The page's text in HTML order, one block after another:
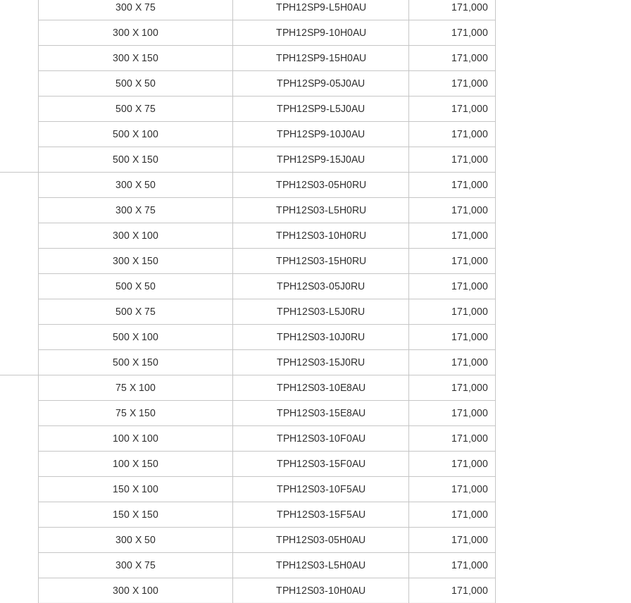
300 X 75 TPH12SP9-L5H0AU 171,000
300 X 100 TPH12SP9-10H0AU 171,000
300 X 150 TPH12SP9-15H0AU 171,000
500 X 50 TPH12SP9-05J0AU 171,000
500 X 75 TPH12SP9-L5J0AU 171,000
500 X 100 TPH12SP9-10J0AU 171,000
500 X 150 TPH12SP9-15J0AU 171,000
300 X 50 TPH12S03-05H0RU 171,000
300 X 75 TPH12S03-L5H0RU 171,000
300 X 100 TPH12S03-10H0RU 171,000
300 X 150 TPH12S03-15H0RU 171,000
500 X 50 TPH12S03-05J0RU 171,000
500 X 75 TPH12S03-L5J0RU 171,000
500 X 100 TPH12S03-10J0RU 171,000
500 X 150 TPH12S03-15J0RU 171,000
75 X 100 TPH12S03-10E8AU 171,000
75 X 150 TPH12S03-15E8AU 171,000
100 X 100 TPH12S03-10F0AU 171,000
100 X 150 TPH12S03-15F0AU 171,000
150 X 100 TPH12S03-10F5AU 171,000
150 X 150 TPH12S03-15F5AU 171,000
300 X 50 TPH12S03-05H0AU 171,000
300 X 75 TPH12S03-L5H0AU 171,000
300 X 100 TPH12S03-10H0AU 171,000